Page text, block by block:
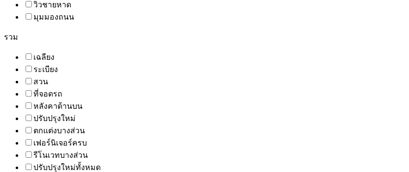
วิวชายหาด
มุมมองถนน
รวม
เฉลียง
ระเบียง
สวน
ที่จอดรถ
หลังคาด้านบน
ปรับปรุงใหม่
ตกแต่งบางส่วน
เฟอร์นิเจอร์ครบ
รีโนเวทบางส่วน
ปรับปรุงใหม่ทั้งหมด